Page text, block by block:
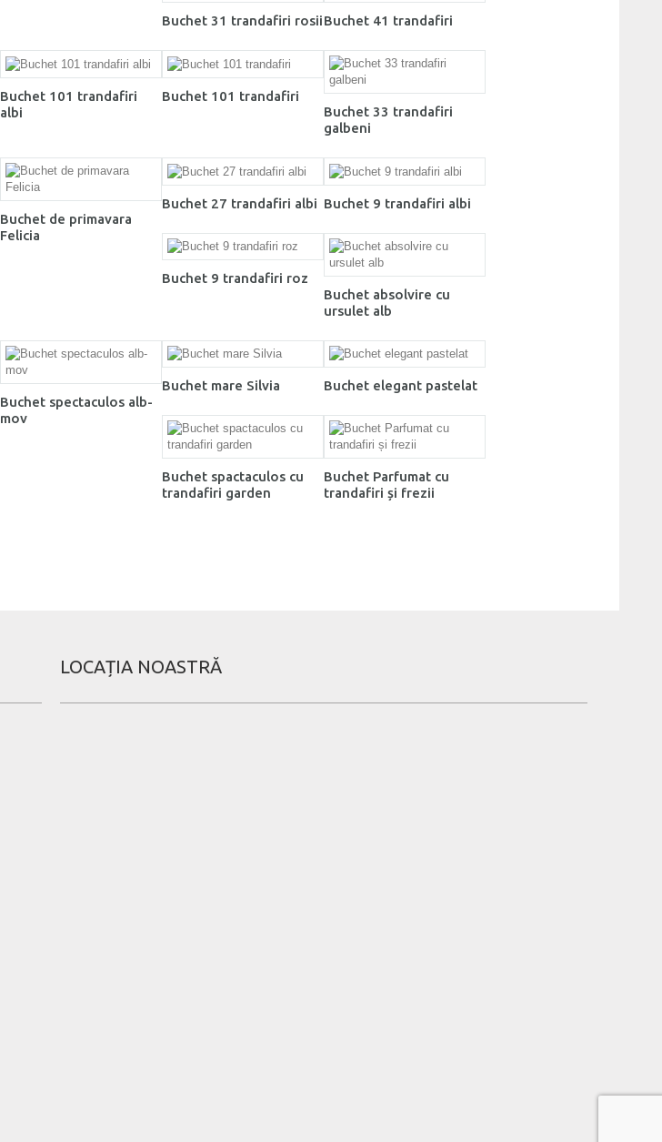
Buchet 31 trandafiri rosiiBuchet 41 trandafiri
Buchet 101 trandafiri
albi
Buchet 101 trandafiri
Buchet 33 trandafiri
galbeni
Buchet de primavara
Felicia
Buchet 27 trandafiri albi Buchet 9 trandafiri albi
Buchet 9 trandafiri roz
Buchet absolvire cu
ursulet alb
Buchet spectaculos alb-
mov
Buchet mare Silvia Buchet elegant pastelat
Buchet spactaculos cu
trandafiri garden
Buchet Parfumat cu
trandafiri și frezii
LOCAȚIA NOASTRĂ